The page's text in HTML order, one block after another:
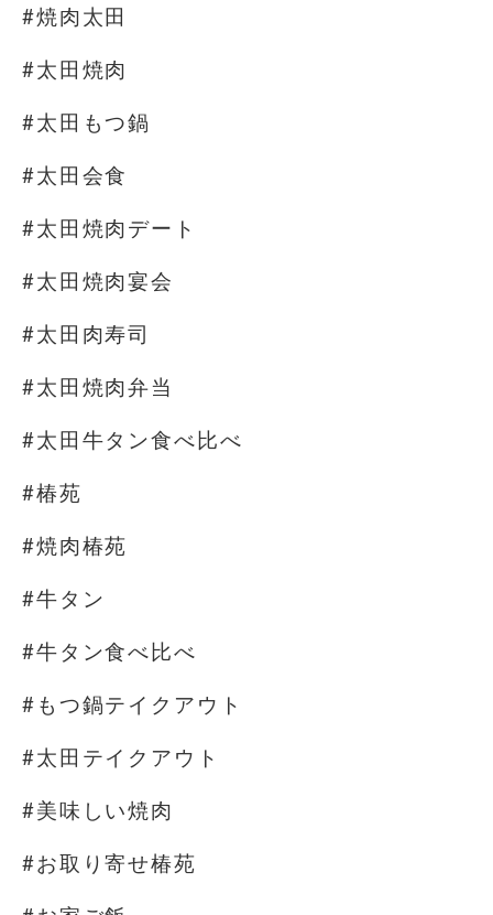
#焼肉太田
#太田焼肉
#太田もつ鍋
#太田会食
#太田焼肉デート
#太田焼肉宴会
#太田肉寿司
#太田焼肉弁当
#太田牛タン食べ比べ
#椿苑
#焼肉椿苑
#牛タン
#牛タン食べ比べ
#もつ鍋テイクアウト
#太田テイクアウト
#美味しい焼肉
#お取り寄せ椿苑